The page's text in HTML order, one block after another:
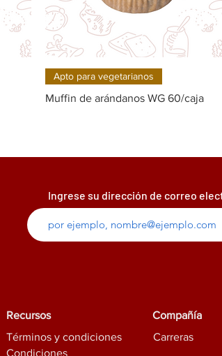
Quick View
Apto para vegetarianos
Muffin de arándanos WG 60/caja
Ingrese su dirección de correo
Recursos
Términos y condiciones
Condiciones
Compañía
Carreras